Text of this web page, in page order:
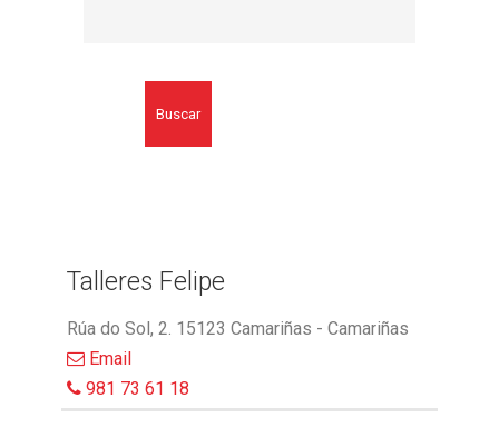
Buscar
Talleres Felipe
Rúa do Sol, 2. 15123 Camariñas - Camariñas
Email
981 73 61 18